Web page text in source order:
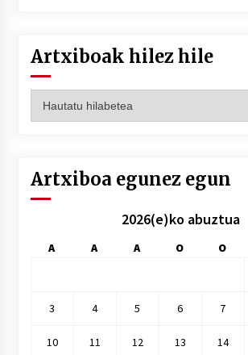
Artxiboak hilez hile
hilez
Artxiboa egunez egun
2026(e)ko abuztua
A A A O O
3 4 5 6 7
10 11 12 13 14